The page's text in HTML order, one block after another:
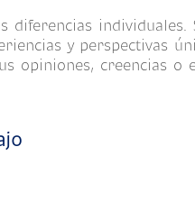
individuales.
y perspectivas
opiniones, creencias o